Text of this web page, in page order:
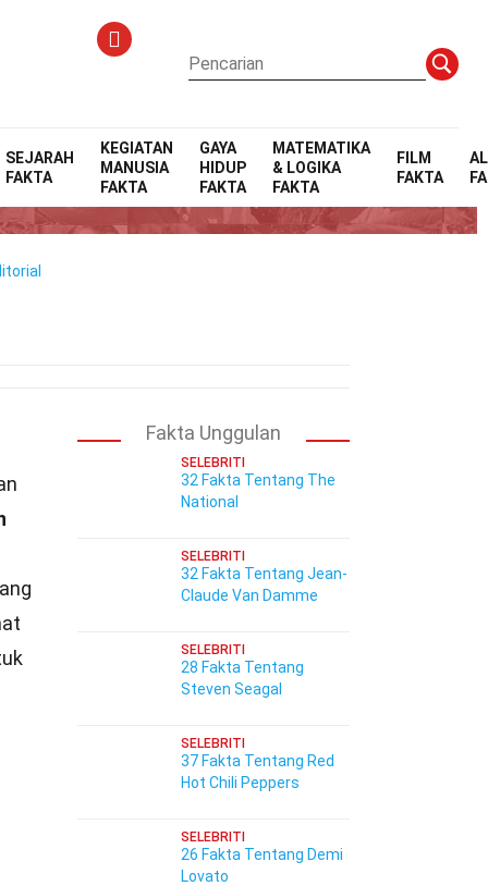
SEJARAH
FAKTA
KEGIATAN
MANUSIA
FAKTA
GAYA
HIDUP
FAKTA
MATEMATIKA
& LOGIKA
FAKTA
FILM
FAKTA
Fakta Unggulan
SELEBRITI
32 Fakta Tentang The
National
SELEBRITI
32 Fakta Tentang Jean-
Claude Van Damme
SELEBRITI
28 Fakta Tentang
Steven Seagal
SELEBRITI
37 Fakta Tentang Red
Hot Chili Peppers
SELEBRITI
26 Fakta Tentang Demi
Lovato